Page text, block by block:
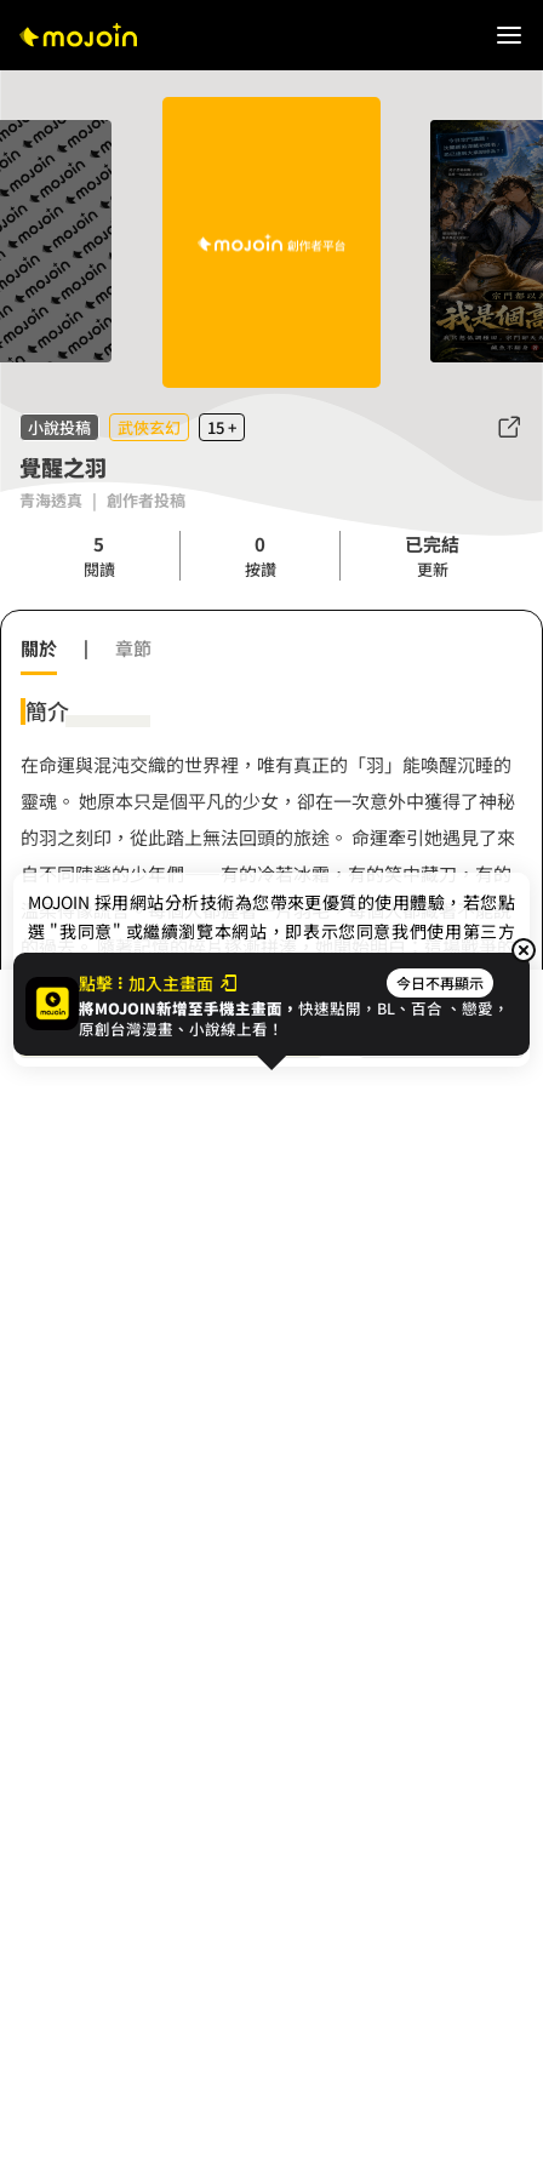
小說投稿 武俠玄幻 15 +
覺醒之羽
青海透真 | 創作者投稿
5
閱讀
0
按讚
已完結
更新
開始閱讀
關於 | 章節
簡介
在命運與混沌交織的世界裡，唯有真正的「羽」能喚醒沉睡的
靈魂。 她原本只是個平凡的少女，卻在一次意外中獲得了神秘
的羽之刻印，從此踏上無法回頭的旅途。 命運牽引她遇見了來
自不同陣營的少年們——有的冷若冰霜，有的笑中藏刀，有的
溫柔得像謊言。每個人都握著一片羽毛，每個人都藏著不能說
的過去。 隨著記憶的碎片逐漸拼湊，她開始明白：這場戰爭的
起點，不是世界的崩壞，而是「她自己」的覺醒。 羽毛在手，
選擇在心。她必須決定，到底要成為救世主，還是毀滅者。
展開全部
點擊 加入主畫面 今日不再顯示
將MOJOIN新增至手機主畫面，快速點開，BL、百合 、戀愛，
原創台灣漫畫、小說線上看！
MOJOIN 採用網站分析技術為您帶來更優質的使用體驗，若您點
選 "我同意" 或繼續瀏覽本網站，即表示您同意我們使用第三方
Cookie，欲瞭解更多資訊請見隱私權政策。
我同意